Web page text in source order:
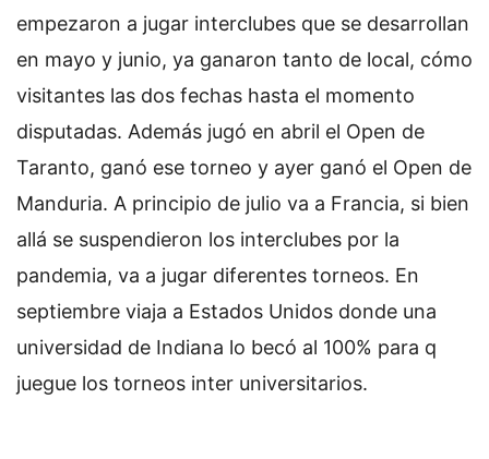
empezaron a jugar interclubes que se desarrollan
en mayo y junio, ya ganaron tanto de local, cómo
visitantes las dos fechas hasta el momento
disputadas. Además jugó en abril el Open de
Taranto, ganó ese torneo y ayer ganó el Open de
Manduria. A principio de julio va a Francia, si bien
allá se suspendieron los interclubes por la
pandemia, va a jugar diferentes torneos. En
septiembre viaja a Estados Unidos donde una
universidad de Indiana lo becó al 100% para q
juegue los torneos inter universitarios.